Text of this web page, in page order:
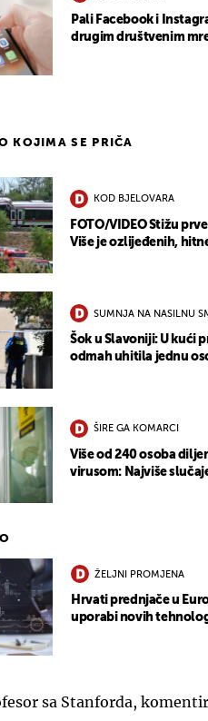
Pali Facebook i
drugim društvenim
KOJIMA SE PRIČA
KOD BJELOVARA
FOTO/VIDEO Stižu
Više je ozlijeđenih,
SUMNJA NA NASILNU
Šok u Slavoniji: U kući
odmah uhitila jednu
ŠIRE GA KOMARCI
Više od 240 osoba
virusom: Najviše
ŽELJNI PROMJENA
Hrvati prednjače u
uporabi novih
sa Stanforda,